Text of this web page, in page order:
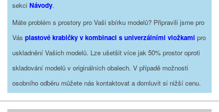
sekci Návody.
Máte problém s prostory pro Vaši sbírku modelů? Připravili jsme pro
Vás plastové krabičky v kombinaci s univerzálními vložkami pro
uskladnění Vašich modelů. Lze ušetšit více jak 50% prostor oproti
skladování modelů v originálních obalech. V případě možnosti
osobního odběru můžete nás kontaktovat a domluvit si nižší cenu.